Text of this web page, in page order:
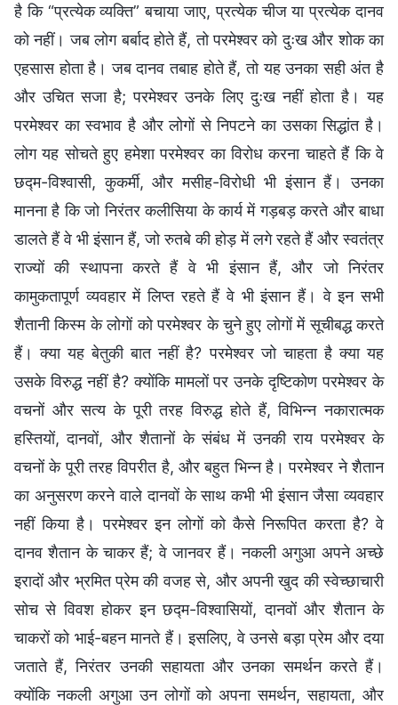
है कि “प्रत्येक व्यक्ति” बचाया जाए, प्रत्येक चीज या प्रत्येक दानव
को नहीं। जब लोग बर्बाद होते हैं, तो परमेश्वर को दुःख और शोक का
एहसास होता है। जब दानव तबाह होते हैं, तो यह उनका सही अंत है
और उचित सजा है; परमेश्वर उनके लिए दुःख नहीं होता है। यह
परमेश्वर का स्वभाव है और लोगों से निपटने का उसका सिद्धांत है।
लोग यह सोचते हुए हमेशा परमेश्वर का विरोध करना चाहते हैं कि वे
छद्म-विश्वासी, कुकर्मी, और मसीह-विरोधी भी इंसान हैं। उनका
मानना है कि जो निरंतर कलीसिया के कार्य में गड़बड़ करते और बाधा
डालते हैं वे भी इंसान हैं, जो रुतबे की होड़ में लगे रहते हैं और स्वतंत्र
राज्यों की स्थापना करते हैं वे भी इंसान हैं, और जो निरंतर
कामुकतापूर्ण व्यवहार में लिप्त रहते हैं वे भी इंसान हैं। वे इन सभी
शैतानी किस्म के लोगों को परमेश्वर के चुने हुए लोगों में सूचीबद्ध करते
हैं। क्या यह बेतुकी बात नहीं है? परमेश्वर जो चाहता है क्या यह
उसके विरुद्ध नहीं है? क्योंकि मामलों पर उनके दृष्टिकोण परमेश्वर के
वचनों और सत्य के पूरी तरह विरुद्ध होते हैं, विभिन्न नकारात्मक
हस्तियों, दानवों, और शैतानों के संबंध में उनकी राय परमेश्वर के
वचनों के पूरी तरह विपरीत है, और बहुत भिन्न है। परमेश्वर ने शैतान
का अनुसरण करने वाले दानवों के साथ कभी भी इंसान जैसा व्यवहार
नहीं किया है। परमेश्वर इन लोगों को कैसे निरूपित करता है? वे
दानव शैतान के चाकर हैं; वे जानवर हैं। नकली अगुआ अपने अच्छे
इरादों और भ्रमित प्रेम की वजह से, और अपनी खुद की स्वेच्छाचारी
सोच से विवश होकर इन छद्म-विश्वासियों, दानवों और शैतान के
चाकरों को भाई-बहन मानते हैं। इसलिए, वे उनसे बड़ा प्रेम और दया
जताते हैं, निरंतर उनकी सहायता और उनका समर्थन करते हैं।
क्योंकि नकली अगुआ उन लोगों को अपना समर्थन, सहायता, और